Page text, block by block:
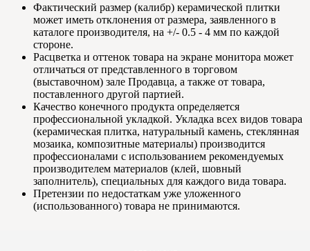
Фактический размер (калибр) керамической плитки
может иметь отклонения от размера, заявленного в
каталоге производителя, на +/- 0.5 - 4 мм по каждой
стороне.
Расцветка и оттенок товара на экране монитора может
отличаться от представленного в торговом
(выставочном) зале Продавца, а также от товара,
поставленного другой партией.
Качество конечного продукта определяется
профессиональной укладкой. Укладка всех видов товара
(керамическая плитка, натуральный камень, стеклянная
мозаика, композитные материалы) производится
профессионалами с использованием рекомендуемых
производителем материалов (клей, шовный
заполнитель), специальных для каждого вида товара.
Претензии по недостаткам уже уложенного
(использованного) товара не принимаются.